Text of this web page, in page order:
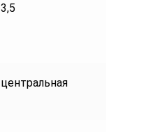
3,5
центральная